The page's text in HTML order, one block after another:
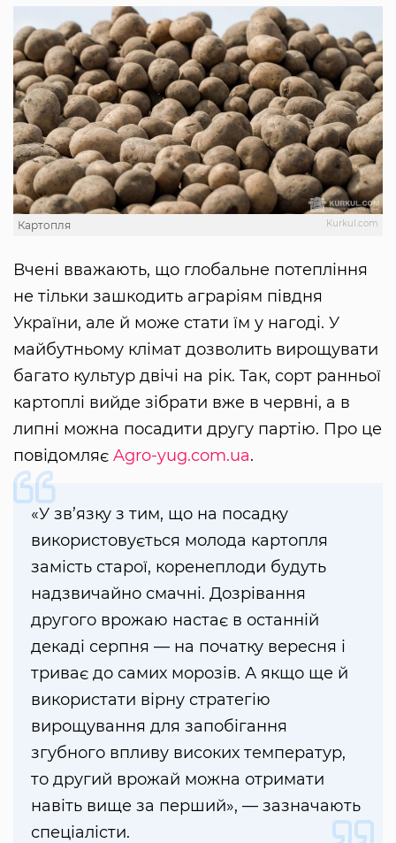
Kurkul.com
Картопля
Вчені вважають, що глобальне потепління
не тільки зашкодить аграріям півдня
України, але й може стати їм у нагоді. У
майбутньому клімат дозволить вирощувати
багато культур двічі на рік. Так, сорт ранньої
картоплі вийде зібрати вже в червні, а в
липні можна посадити другу партію. Про це
повідомляє Agro-yug.com.ua.
«У зв’язку з тим, що на посадку
використовується молода картопля
замість старої, коренеплоди будуть
надзвичайно смачні. Дозрівання
другого врожаю настає в останній
декаді серпня — на початку вересня і
триває до самих морозів. А якщо ще й
використати вірну стратегію
вирощування для запобігання
згубного впливу високих температур,
то другий врожай можна отримати
навіть вище за перший», — зазначають
спеціалісти.